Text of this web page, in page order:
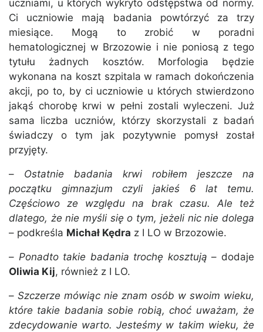
uczniami, u których wykryto odstępstwa od normy.
Ci uczniowie mają badania powtórzyć za trzy
miesiące. Mogą to zrobić w poradni
hematologicznej w Brzozowie i nie poniosą z tego
tytułu żadnych kosztów. Morfologia będzie
wykonana na koszt szpitala w ramach dokończenia
akcji, po to, by ci uczniowie u których stwierdzono
jakąś chorobę krwi w pełni zostali wyleczeni. Już
sama liczba uczniów, którzy skorzystali z badań
świadczy o tym jak pozytywnie pomysł został
przyjęty.
– Ostatnie badania krwi robiłem jeszcze na
początku gimnazjum czyli jakieś 6 lat temu.
Częściowo ze względu na brak czasu. Ale też
dlatego, że nie myśli się o tym, jeżeli nic nie dolega
– podkreśla Michał Kędra z I LO w Brzozowie.
– Ponadto takie badania trochę kosztują – dodaje
Oliwia Kij, również z I LO.
– Szczerze mówiąc nie znam osób w swoim wieku,
które takie badania sobie robią, choć uważam, że
zdecydowanie warto. Jesteśmy w takim wieku, że